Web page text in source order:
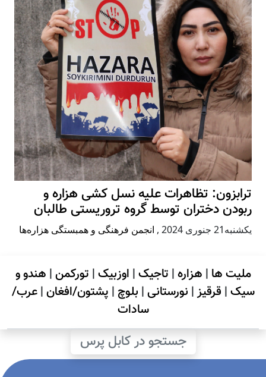
ترابزون: تظاهرات علیه نسل کشی هزاره و
ربودن دختران توسط گروه تروریستی طالبان
يكشنبه21 جنوری 2024 , انجمن فرهنگی و همبستگی هزاره‌ها
ملیت ها | هزاره| تاجیک| اوزبیک| تورکمن| هندو و
سیک| قرقیز| نورستانی| بلوچ | پشتون/افغان|عرب/
سادات
جستجو در کابل پرس